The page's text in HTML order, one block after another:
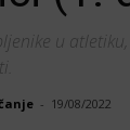
u
- 19/08/2022